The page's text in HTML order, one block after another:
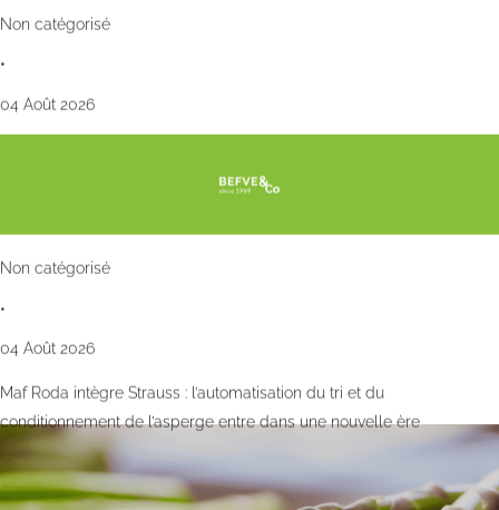
Non catégorisé
•
04 Août 2026
Non catégorisé
•
04 Août 2026
Maf Roda intègre Strauss : l’automatisation du tri et du
conditionnement de l’asperge entre dans une nouvelle ère